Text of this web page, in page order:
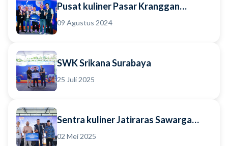
Pusat kuliner Pasar Kranggan
Yogyakarta
09 Agustus 2024
SWK Srikana Surabaya
25 Juli 2025
Sentra kuliner Jatiraras Sawarga
Depok
02 Mei 2025